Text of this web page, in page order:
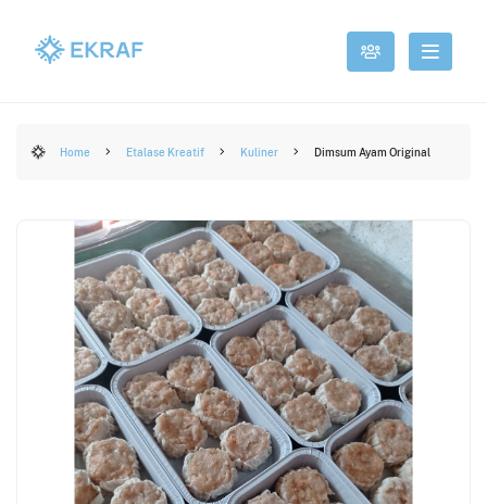
Home Etalase Kreatif Kuliner Dimsum Ayam Original